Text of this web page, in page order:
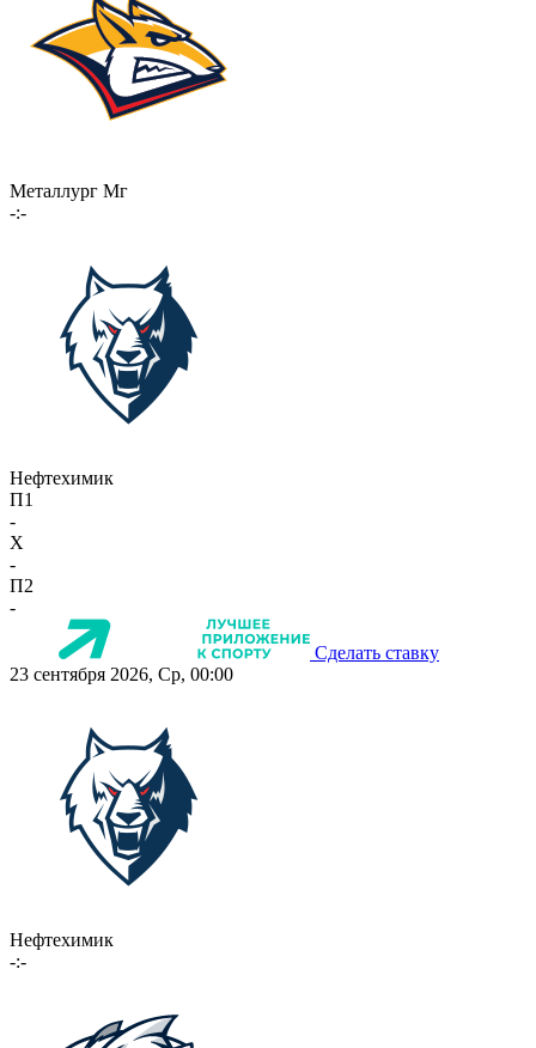
Металлург Мг
-:-
Нефтехимик
П1
-
X
-
П2
-
Сделать ставку
23 сентября 2026, Ср, 00:00
Нефтехимик
-:-